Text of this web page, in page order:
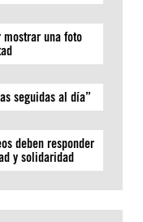
mostrar una foto
seguidas al día”
deben responder
y solidaridad